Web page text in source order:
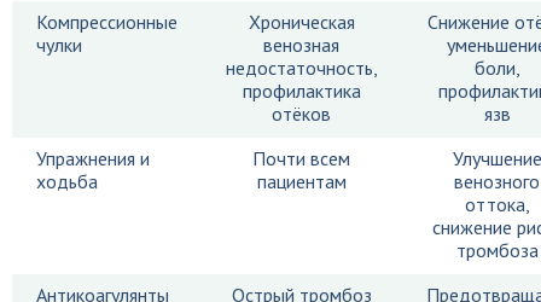
Компрессионные
чулки
Хроническая
венозная
недостаточность,
профилактика
отёков
Снижение
боли,
язв
Упражнения и
ходьба
Почти всем
пациентам
Улучшение
венозного
оттока,
снижение
тромбоза
Антикоагулянты
Острый тромбоз